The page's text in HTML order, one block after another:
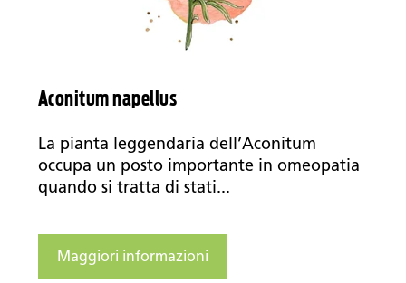
Aconitum napellus
La pianta leggendaria dell’Aconitum
occupa un posto importante in omeopatia
quando si tratta di stati...
Maggiori informazioni